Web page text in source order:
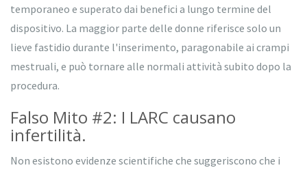
temporaneo e superato dai benefici a lungo termine del
dispositivo. La maggior parte delle donne riferisce solo un
lieve fastidio durante l'inserimento, paragonabile ai crampi
mestruali, e può tornare alle normali attività subito dopo la
procedura.
Falso Mito #2: I LARC causano
infertilità.
Non esistono evidenze scientifiche che suggeriscono che i